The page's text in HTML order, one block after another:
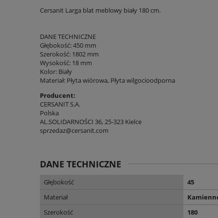
Cersanit Larga blat meblowy biały 180 cm.
DANE TECHNICZNE
Głębokość: 450 mm
Szerokość: 1802 mm
Wysokość: 18 mm
Kolor: Biały
Materiał: Płyta wiórowa, Płyta wilgocioodporna
Producent:
CERSANIT S.A.
Polska
AL.SOLIDARNOŚCI 36, 25-323 Kielce
sprzedaz@cersanit.com
DANE TECHNICZNE
Głębokość
45
Materiał
Szerokość
180